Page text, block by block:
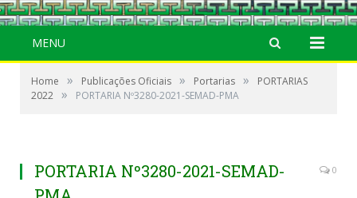
MENU
Home » Publicações Oficiais » Portarias »
PORTARIAS
2022 » PORTARIA Nº3280-2021-SEMAD-PMA
PORTARIA Nº3280-2021-SEMAD-
0